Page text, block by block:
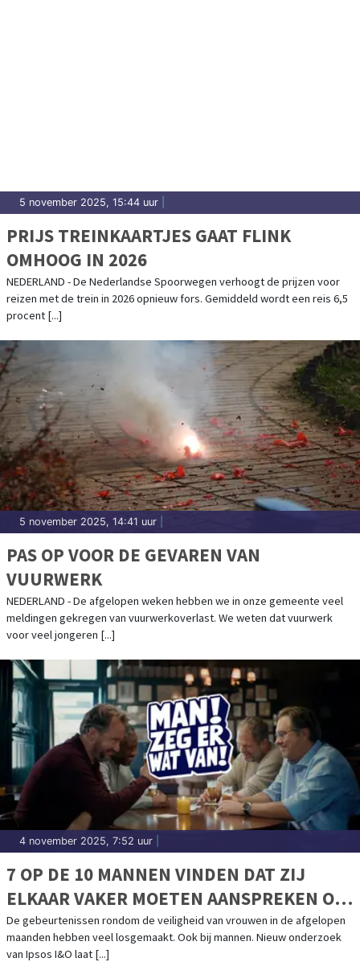
5 november 2025, 15:44 uur
PRIJS TREINKAARTJES GAAT FLINK
OMHOOG IN 2026
NEDERLAND - De Nederlandse Spoorwegen verhoogt de prijzen voor
reizen met de trein in 2026 opnieuw fors. Gemiddeld wordt een reis 6,5
procent [...]
5 november 2025, 14:41 uur
PAS OP VOOR DE GEVAREN VAN
VUURWERK
NEDERLAND - De afgelopen weken hebben we in onze gemeente veel
meldingen gekregen van vuurwerkoverlast. We weten dat vuurwerk
voor veel jongeren [...]
4 november 2025, 7:52 uur
7 OP DE 10 MANNEN VINDEN DAT ZIJ
ELKAAR VAKER MOETEN AANSPREKEN OP
SEKSUEEL GRENSOVERSCHRIJDEND
GEDRAG NAAR VROUWEN
De gebeurtenissen rondom de veiligheid van vrouwen in de afgelopen
maanden hebben veel losgemaakt. Ook bij mannen. Nieuw onderzoek
van Ipsos I&O laat [...]